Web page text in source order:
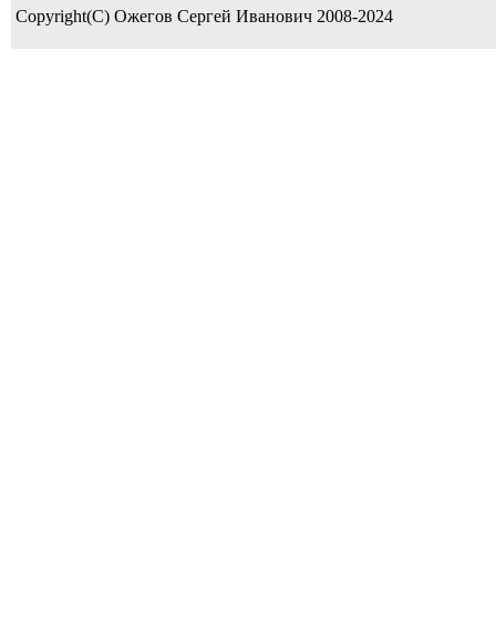
Copyright(C) Ожегов Сергей Иванович 2008-2024